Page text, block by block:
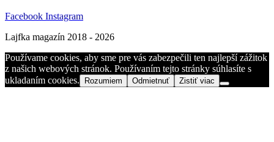
Facebook Instagram
Lajfka magazín 2018 - 2026
Používame cookies, aby sme pre vás zabezpečili ten najlepší zážitok
z našich webových stránok. Používaním tejto stránky súhlasíte s
ukladaním cookies.
Rozumiem Odmietnuť Zistiť viac